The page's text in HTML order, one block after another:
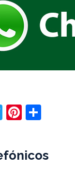
TwitterPinterest